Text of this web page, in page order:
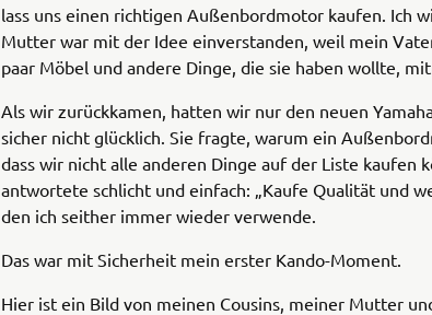
lass uns einen richtigen Außenbordmotor kaufen. Ich
Mutter war mit der Idee einverstanden, weil mein
paar Möbel und andere Dinge, die sie haben wollte,
Als wir zurückkamen, hatten wir nur den neuen
sicher nicht glücklich. Sie fragte, warum ein
dass wir nicht alle anderen Dinge auf der Liste kaufen
antwortete schlicht und einfach: „Kaufe Qualität und
den ich seither immer wieder verwende.
Das war mit Sicherheit mein erster Kando-Moment.
Hier ist ein Bild von meinen Cousins, meiner Mutter